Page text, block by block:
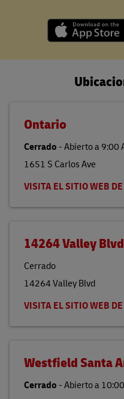
Ontario
Cerrado-Abierto a9:00
1651 S Carlos Ave
VISITA EL SITIO WEB
14264 Valley Blvd
Cerrado
14264 Valley Blvd
VISITA EL SITIO WEB
Westfield Santa
Cerrado-Abierto a